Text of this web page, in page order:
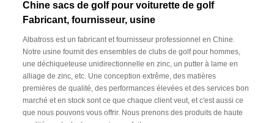
Chine sacs de golf pour voiturette de golf
Fabricant, fournisseur, usine
Albatross est un fabricant et fournisseur professionnel en Chine.
Notre usine fournit des ensembles de clubs de golf pour hommes,
une déchiqueteuse unidirectionnelle en zinc, un putter à lame en
alliage de zinc, etc. Une conception extrême, des matières
premières de qualité, des performances élevées et des services bon
marché et en stock sont ce que chaque client veut, et c'est aussi ce
que nous pouvons vous offrir. Nous prenons des produits de haute